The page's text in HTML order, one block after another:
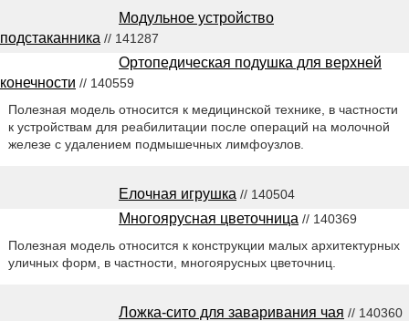
Модульное устройство
подстаканника // 141287
Ортопедическая подушка для верхней
конечности // 140559
Полезная модель относится к медицинской технике, в частности
к устройствам для реабилитации после операций на молочной
железе с удалением подмышечных лимфоузлов.
Елочная игрушка // 140504
Многоярусная цветочница // 140369
Полезная модель относится к конструкции малых архитектурных
уличных форм, в частности, многоярусных цветочниц.
Ложка-сито для заваривания чая // 140360